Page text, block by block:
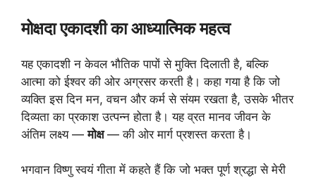
मोक्षदा एकादशी का आध्यात्मिक महत्व
यह एकादशी न केवल भौतिक पापों से मुक्ति दिलाती है, बल्कि
आत्मा को ईश्वर की ओर अग्रसर करती है। कहा गया है कि जो
व्यक्ति इस दिन मन, वचन और कर्म से संयम रखता है, उसके भीतर
दिव्यता का प्रकाश उत्पन्न होता है। यह व्रत मानव जीवन के
अंतिम लक्ष्य —मोक्ष— की ओर मार्ग प्रशस्त करता है।
भगवान विष्णु स्वयं गीता में कहते हैं कि जो भक्त पूर्ण श्रद्धा से मेरी